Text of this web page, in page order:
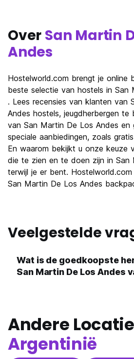
Over San Martin
Andes
Hostelworld.com brengt je online
beste selectie van hostels in San
. Lees recensies van klanten van
Andes hostels, jeugdherbergen
van San Martin De Los Andes en
speciale aanbiedingen, zoals
En waarom bekijkt u onze keuze
die te zien en te doen zijn in San
terwijl je er bent.
San Martin De Los Andes
Veelgestelde
Wat is de goedkoopste
San Martin De Los Andes
Andere
Argentinië